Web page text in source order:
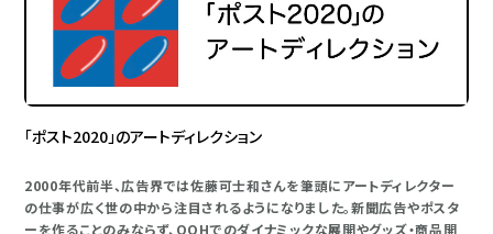
「ポスト2020」のアートディレクション
2000年代前半、広告界では佐藤可士和さんを筆頭にアートディレクター
の仕事が広く世の中から注目されるようになりました。新聞広告やポスタ
ーを作ることのみならず、OOHでのダイナミックな展開やグッズ・商品開